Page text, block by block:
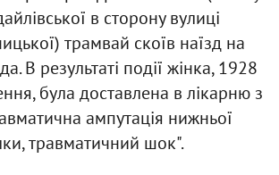
в сторону вулиці
трамвай скоїв наїзд на
В результаті події жінка, 1928
була доставлена в лікарню з
ампутація нижньої
травматичний шок".